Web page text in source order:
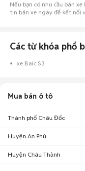
Nếu bạn có nhu cầu bán
tin bán xe ngay để kết nối
Các từ khóa phổ
xe Baic S3
Mua bán ô tô
Thành phố Châu Đốc
Huyện An Phú
Huyện Châu Thành